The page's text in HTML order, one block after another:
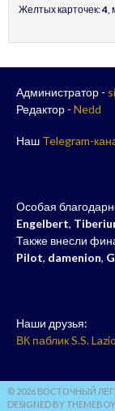
Желтых карточек:4,
Администратор -
Редактор - Nedd
Наш Telegram-
Особая
Engelbert,
Также внесли
Pilot, damenion,
Наши друзья:
ВК паблик S.S.
© 2026 ВОСТОЧНЫЙ
DESIGNED BY THEMEBOY